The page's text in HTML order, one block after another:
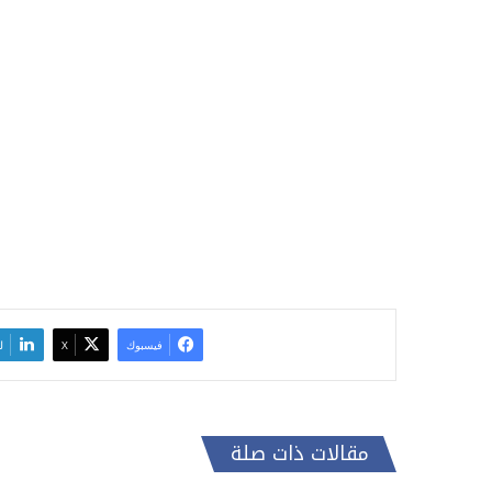
فيسبوك ‫X
مقالات ذات صلة